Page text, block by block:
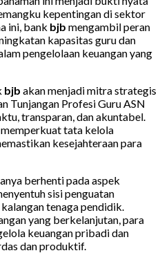
kepentingan di sektor
ini, bank bjb mengambil peran
kapasitas guru dan
pengelolaan keuangan yang
bjb akan menjadi mitra strategis
Tunjangan Profesi Guru ASN
transparan, dan akuntabel.
tata kelola
kesejahteraan para
berhenti pada aspek
sisi penguatan
tenaga pendidik.
yang berkelanjutan, para
keuangan pribadi dan
dan produktif.